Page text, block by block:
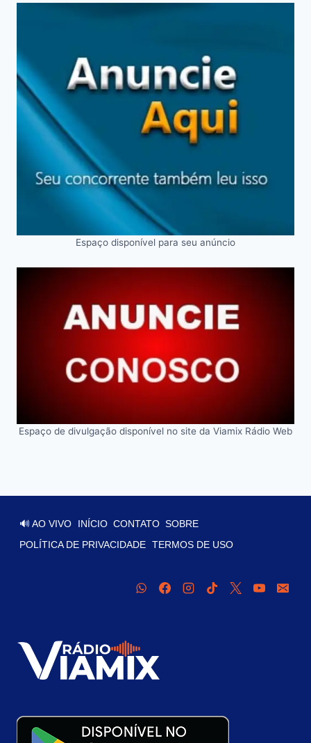
Espaço disponível para seu anúncio
Espaço de divulgação disponível no site da Viamix Rádio Web
🔊 AO VIVO INÍCIO CONTATO SOBRE
POLÍTICA DE PRIVACIDADE TERMOS DE USO